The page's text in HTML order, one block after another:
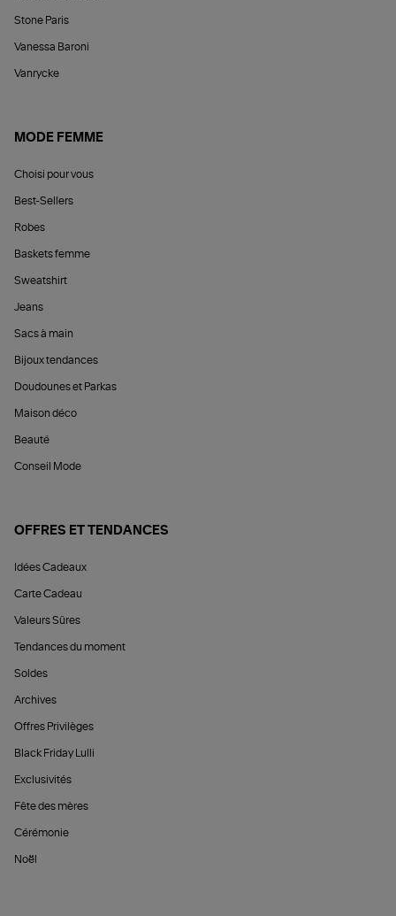
Stone Paris
Vanessa Baroni
Vanrycke
MODE FEMME
Choisi pour vous
Best-Sellers
Robes
Baskets femme
Sweatshirt
Jeans
Sacs à main
Bijoux tendances
Doudounes et Parkas
Maison déco
Beauté
Conseil Mode
OFFRES ET TENDANCES
Idées Cadeaux
Carte Cadeau
Valeurs Sûres
Tendances du moment
Soldes
Archives
Offres Privilèges
Black Friday Lulli
Exclusivités
Fête des mères
Cérémonie
Noël